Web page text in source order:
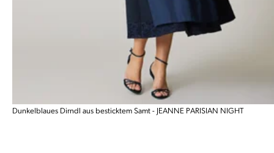
Dunkelblaues Dirndl aus besticktem Samt - JEANNE PARISIAN NIGHT